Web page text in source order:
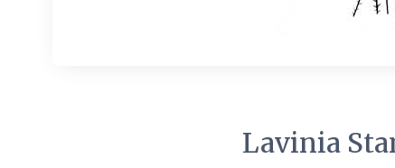
Lavinia